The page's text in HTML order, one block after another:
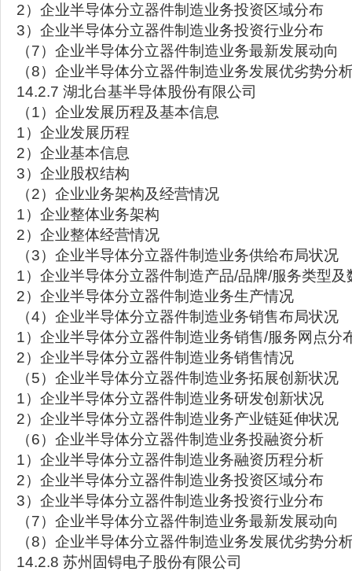
2）企业半导体分立器件制造业务投资区域分布
3）企业半导体分立器件制造业务投资行业分布
（7）企业半导体分立器件制造业务最新发展动向
（8）企业半导体分立器件制造业务发展优劣势分
14.2.7 湖北台基半导体股份有限公司
（1）企业发展历程及基本信息
1）企业发展历程
2）企业基本信息
3）企业股权结构
（2）企业业务架构及经营情况
1）企业整体业务架构
2）企业整体经营情况
（3）企业半导体分立器件制造业务供给布局状况
1）企业半导体分立器件制造产品/品牌/服务类型及
2）企业半导体分立器件制造业务生产情况
（4）企业半导体分立器件制造业务销售布局状况
1）企业半导体分立器件制造业务销售/服务网点分
2）企业半导体分立器件制造业务销售情况
（5）企业半导体分立器件制造业务拓展创新状况
1）企业半导体分立器件制造业务研发创新状况
2）企业半导体分立器件制造业务产业链延伸状况
（6）企业半导体分立器件制造业务投融资分析
1）企业半导体分立器件制造业务融资历程分析
2）企业半导体分立器件制造业务投资区域分布
3）企业半导体分立器件制造业务投资行业分布
（7）企业半导体分立器件制造业务最新发展动向
（8）企业半导体分立器件制造业务发展优劣势分
14.2.8 苏州固锝电子股份有限公司